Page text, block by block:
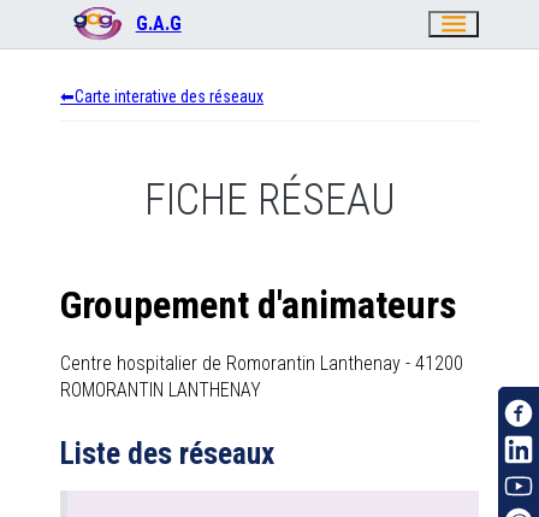
G.A.G menu
Carte interative des réseaux
FICHE RÉSEAU
Groupement d'animateurs
Centre hospitalier de Romorantin Lanthenay - 41200
ROMORANTIN LANTHENAY
Liste des réseaux